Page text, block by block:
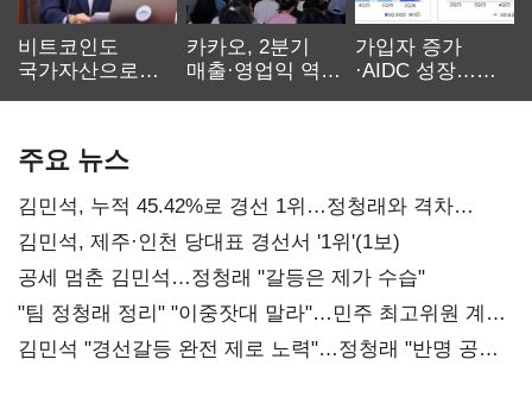
비트코인도
국가자산으로…'
카카오, 2분기
매출·영업익 역대
가입자 증가
·AIDC 성장…
주요 뉴스
김민석, 누적 45.42%로 경선 1위…정청래와 격차
0.86%p(2보)
김민석, 제주·인천 당대표 경선서 '1위'(1보)
공세 멈춘 김민석…정청래 "갈등은 제가 수습"
"팀 정청래 정리" "이중잣대 말라"…민주 최고위원 계파
다툼 격화
김민석 "경선갈등 완전 제로 노력"…정청래 "반명 공세